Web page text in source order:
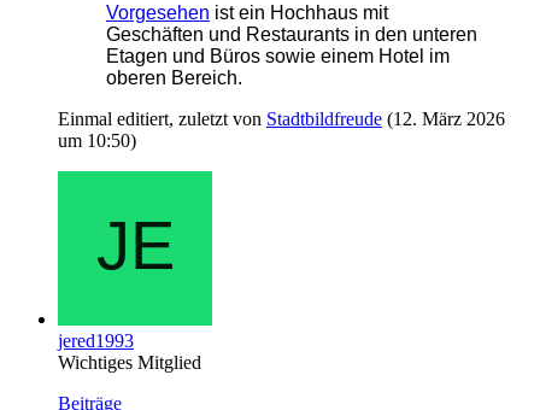
Vorgesehen ist ein Hochhaus mit
Geschäften und Restaurants in den unteren
Etagen und Büros sowie einem Hotel im
oberen Bereich.
Einmal editiert, zuletzt von Stadtbildfreude (12. März 2026
um 10:50)
jered1993
Wichtiges Mitglied
Beiträge